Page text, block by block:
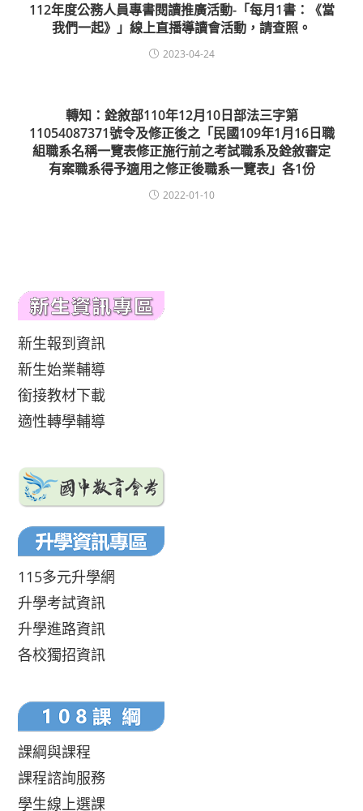
112年度公務人員專書閱讀推廣活動-「每月1書：《當
我們一起》」線上直播導讀會活動，請查照。
2023-04-24
轉知：銓敘部110年12月10日部法三字第
11054087371號令及修正後之「民國109年1月16日職
組職系名稱一覽表修正施行前之考試職系及銓敘審定
有案職系得予適用之修正後職系一覽表」各1份
2022-01-10
新生報到資訊
新生始業輔導
銜接教材下載
適性轉學輔導
115多元升學網
升學考試資訊
升學進路資訊
各校獨招資訊
課綱與課程
課程諮詢服務
學生線上選課